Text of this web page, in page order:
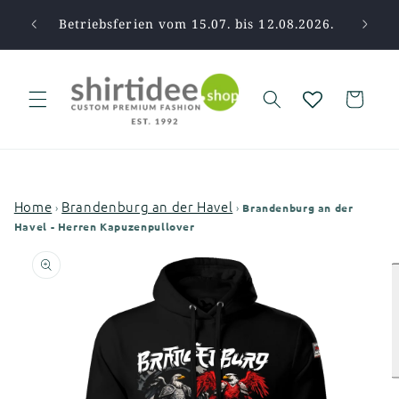
zum
Betriebsferien vom 15.07. bis 12.08.2026.
Warenkorb
Home › Brandenburg an der Havel › Brandenburg an der
Havel - Herren Kapuzenpullover